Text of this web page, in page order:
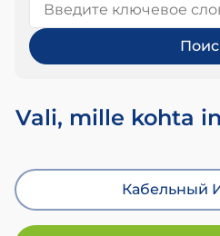
Интернет
ТВ
Телефон
Помощь
Магазин
Контакты
Введите ключевое
Vali, mille kohta
Кабельный